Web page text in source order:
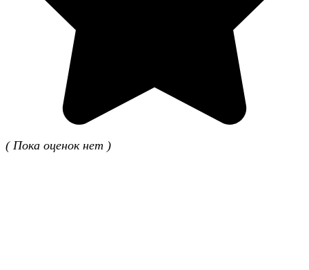
( Пока оценок нет )